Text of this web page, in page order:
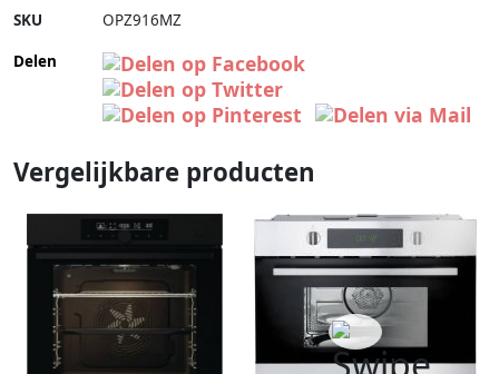
SKU OPZ916MZ
Delen
Vergelijkbare producten